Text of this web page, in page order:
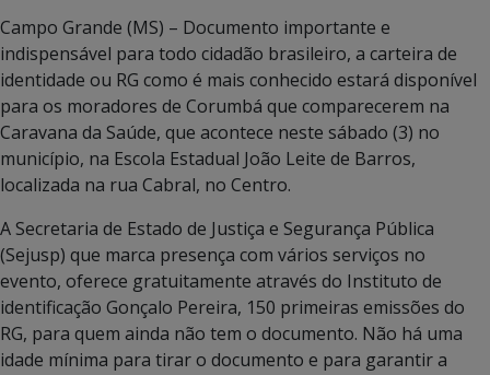
Campo Grande (MS) – Documento importante e
indispensável para todo cidadão brasileiro, a carteira de
identidade ou RG como é mais conhecido estará disponível
para os moradores de Corumbá que comparecerem na
Caravana da Saúde, que acontece neste sábado (3) no
município, na Escola Estadual João Leite de Barros,
localizada na rua Cabral, no Centro.
A Secretaria de Estado de Justiça e Segurança Pública
(Sejusp) que marca presença com vários serviços no
evento, oferece gratuitamente através do Instituto de
identificação Gonçalo Pereira, 150 primeiras emissões do
RG, para quem ainda não tem o documento. Não há uma
idade mínima para tirar o documento e para garantir a